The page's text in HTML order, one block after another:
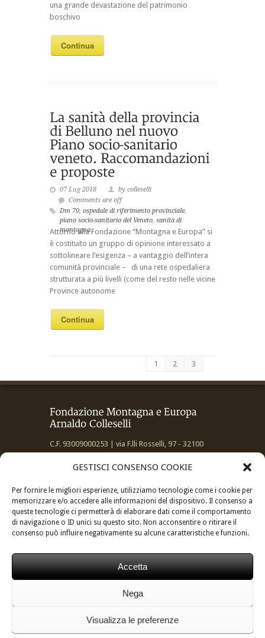
GESTISCI CONSENSO COOKIE
Per fornire le migliori esperienze, utilizziamo tecnologie come i cookie per
memorizzare e/o accedere alle informazioni del dispositivo. Il consenso a
queste tecnologie ci permetterà di elaborare dati come il comportamento
di navigazione o ID unici su questo sito. Non acconsentire o ritirare il
consenso può influire negativamente su alcune caratteristiche e funzioni.
Accetta
Nega
Visualizza le preferenze
una grande devastazione del patrimonio
boschivo
Continua
07 Lug 2018
by colleselli
Comments are off
Dm 70, ospedale di riferimento provinciale,
piano socio-sanitario del Veneto, sanità di
montagna
Attorno alla Fondazione “Montagna e Europa” si
è costituito un gruppo di opinione interessato a
sottolineare l’esigenza – a vantaggio dell’intera
comunità provinciale – di una rete ospedaliera
strutturata a più livelli (come del resto nelle vicine
Province autonome
Continua
1 2 3
C.F. 93009000253 | via F.lli Rosselli, 97 - 32100
Informativa privacy:Privacy Policy